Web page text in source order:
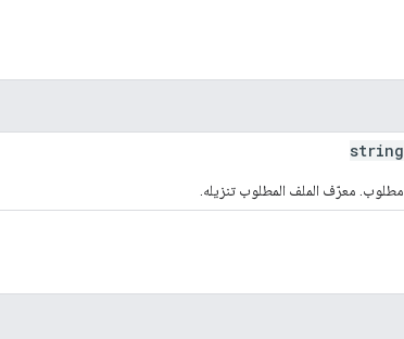
string
مطلوب. معرّف الملف المطلوب تنزيله.